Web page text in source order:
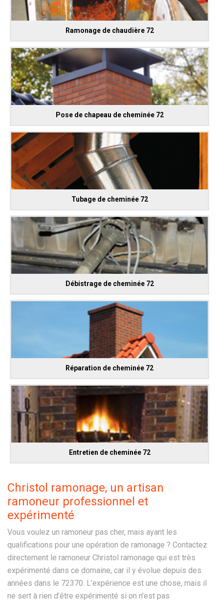
Ramonage de chaudière 72
Pose de chapeau de cheminée 72
Tubage de cheminée 72
Débistrage de cheminée 72
Réparation de cheminée 72
Entretien de cheminée 72
Christol ramonage, un artisan
ramoneur professionnel et
expérimenté
Vous voulez un ramoneur pas cher, mais ayant les
qualifications pour une opération de ramonage ? Contactez
directement le ramoneur Christol ramonage qui est très
expérimenté dans ce domaine, car il y évolue depuis des
années dans le 72370. L’expérience est une chose, mais il
ne sert à rien d’être expérimenté si on n’est pas